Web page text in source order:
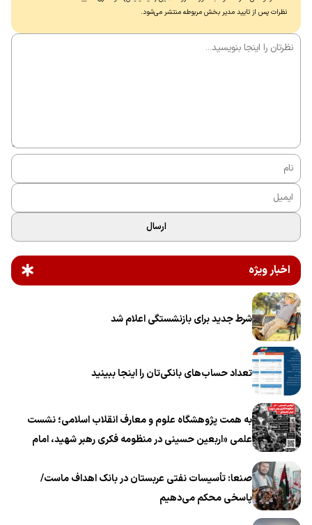
نظرات پس از تایید مدیر بخش مربوطه منتشر می‌شود.
ارسال
اخبار ویژه
شرط جدید برای بازنشستگی اعلام شد
تعداد حساب‌های بانکی‌تان را اینجا ببینید
به همت پژوهشگاه علوم و معارف انقلاب اسلامی؛ نشست
علمی «اربعین حسینی در منظومه فکری رهبر شهید، امام
صنعا: تأسیسات نفتی عربستان در بانک اهداف ماست/
پاسخی محکم می‌دهیم